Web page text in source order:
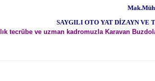
SAYGILI OTO YAT DİZAYN VE
tecrübe ve uzman kadromuzla Karavan